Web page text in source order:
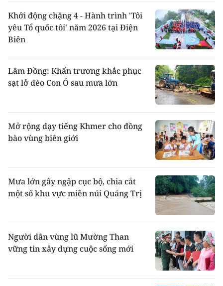
Khởi động chặng 4 - Hành trình 'Tôi
yêu Tổ quốc tôi' năm 2026 tại Điện
Biên
Lâm Đồng: Khẩn trương khắc phục
sạt lở đèo Con Ó sau mưa lớn
Mở rộng dạy tiếng Khmer cho đồng
bào vùng biên giới
Mưa lớn gây ngập cục bộ, chia cắt
một số khu vực miền núi Quảng Trị
Người dân vùng lũ Mường Than
vững tin xây dựng cuộc sống mới